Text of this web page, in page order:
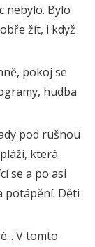
nebylo. Bylo
žít, i když
pokoj se
hudba
pod rušnou
která
se a po asi
potápění. Děti
V tomto